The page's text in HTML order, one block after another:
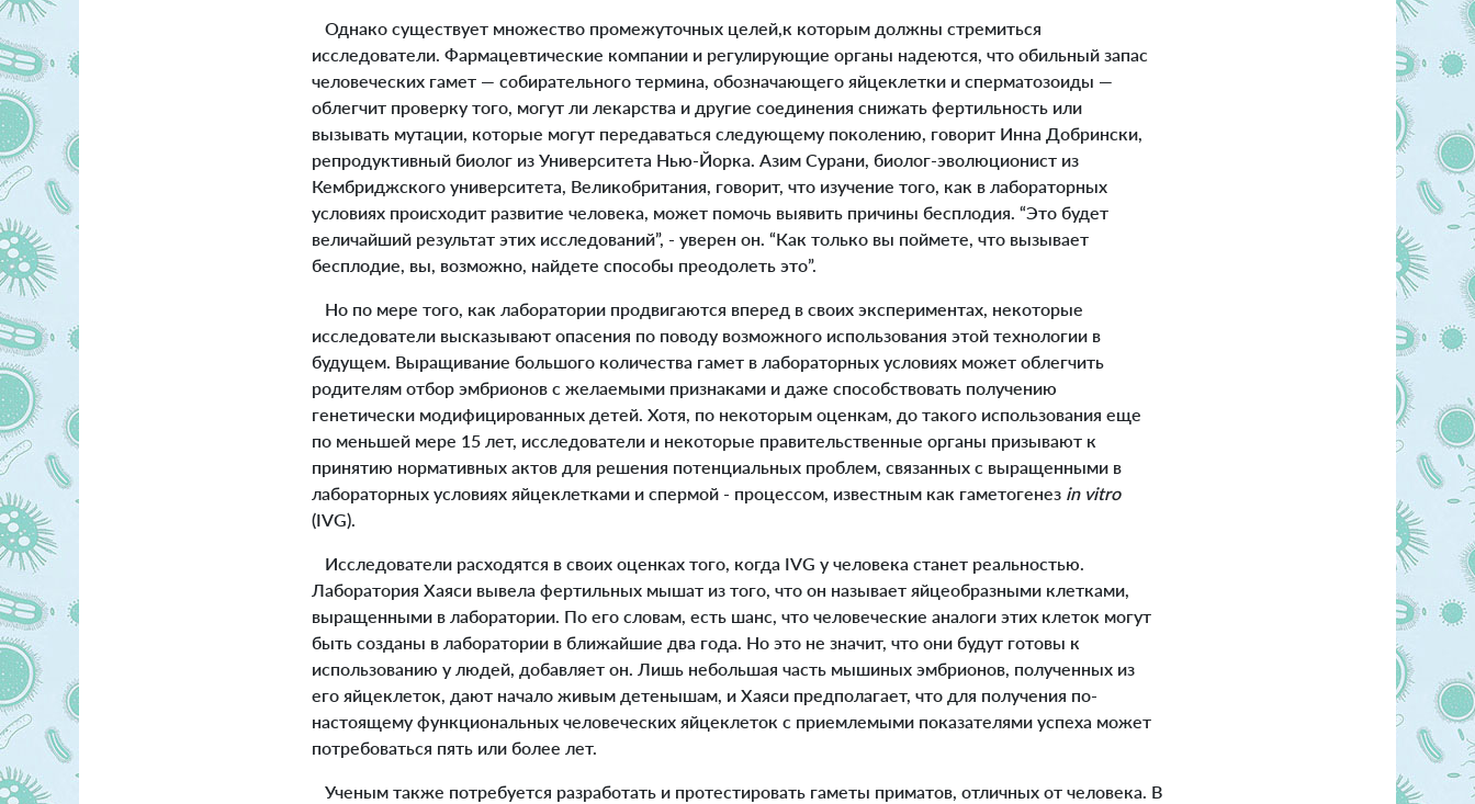
Однако существует множество промежуточных целей,к которым должны стремиться
исследователи. Фармацевтические компании и регулирующие органы надеются, что обильный запас
человеческих гамет — собирательного термина, обозначающего яйцеклетки и сперматозоиды —
облегчит проверку того, могут ли лекарства и другие соединения снижать фертильность или
вызывать мутации, которые могут передаваться следующему поколению, говорит Инна Добрински,
репродуктивный биолог из Университета Нью-Йорка. Азим Сурани, биолог-эволюционист из
Кембриджского университета, Великобритания, говорит, что изучение того, как в лабораторных
условиях происходит развитие человека, может помочь выявить причины бесплодия. “Это будет
величайший результат этих исследований”, - уверен он. “Как только вы поймете, что вызывает
бесплодие, вы, возможно, найдете способы преодолеть это”.
Но по мере того, как лаборатории продвигаются вперед в своих экспериментах, некоторые
исследователи высказывают опасения по поводу возможного использования этой технологии в
будущем. Выращивание большого количества гамет в лабораторных условиях может облегчить
родителям отбор эмбрионов с желаемыми признаками и даже способствовать получению
генетически модифицированных детей. Хотя, по некоторым оценкам, до такого использования еще
по меньшей мере 15 лет, исследователи и некоторые правительственные органы призывают к
принятию нормативных актов для решения потенциальных проблем, связанных с выращенными в
лабораторных условиях яйцеклетками и спермой - процессом, известным как гаметогенез in vitro
(IVG).
Исследователи расходятся в своих оценках того, когда IVG у человека станет реальностью.
Лаборатория Хаяси вывела фертильных мышат из того, что он называет яйцеобразными клетками,
выращенными в лаборатории. По его словам, есть шанс, что человеческие аналоги этих клеток могут
быть созданы в лаборатории в ближайшие два года. Но это не значит, что они будут готовы к
использованию у людей, добавляет он. Лишь небольшая часть мышиных эмбрионов, полученных из
его яйцеклеток, дают начало живым детенышам, и Хаяси предполагает, что для получения по-
настоящему функциональных человеческих яйцеклеток с приемлемыми показателями успеха может
потребоваться пять или более лет.
Ученым также потребуется разработать и протестировать гаметы приматов, отличных от человека. В